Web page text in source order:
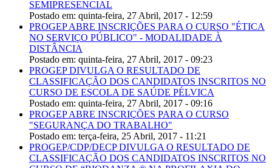
SEMIPRESENCIAL
Postado em: quinta-feira, 27 Abril, 2017 - 12:59
PROGEP ABRE INSCRIÇÕES PARA O CURSO "ÉTICA
NO SERVIÇO PÚBLICO" - MODALIDADE À
DISTÂNCIA
Postado em: quinta-feira, 27 Abril, 2017 - 09:23
PROGEP DIVULGA O RESULTADO DE
CLASSIFICAÇÃO DOS CANDIDATOS INSCRITOS NO
CURSO DE ESCOLA DE SAÚDE PÉLVICA
Postado em: quinta-feira, 27 Abril, 2017 - 09:16
PROGEP ABRE INSCRIÇÕES PARA O CURSO
"SEGURANÇA DO TRABALHO"
Postado em: terça-feira, 25 Abril, 2017 - 11:21
PROGEP/CDP/DECP DIVULGA O RESULTADO DE
CLASSIFICAÇÃO DOS CANDIDATOS INSCRITOS NO